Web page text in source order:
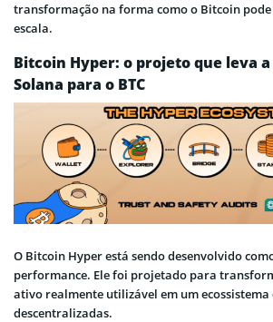
transformação na forma como o Bitcoin pode
escala.
Bitcoin Hyper: o projeto que leva
Solana para o BTC
O Bitcoin Hyper está sendo desenvolvido
performance. Ele foi projetado para
ativo realmente utilizável em um ecossistema
descentralizadas.